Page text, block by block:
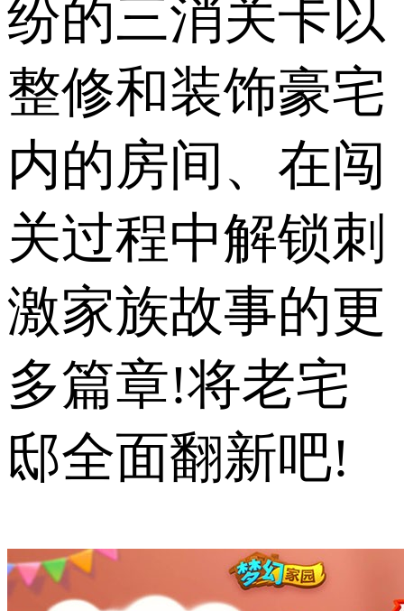
纷的三消关卡以
整修和装饰豪宅
内的房间、在闯
关过程中解锁刺
激家族故事的更
多篇章!将老宅
邸全面翻新吧!